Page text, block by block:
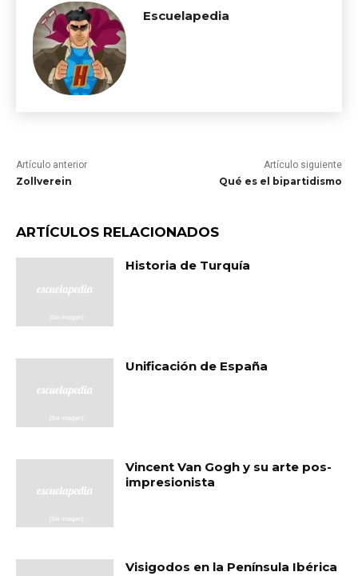
Escuelapedia
Artículo anterior
Zollverein
Artículo siguiente
Qué es el bipartidismo
ARTÍCULOS RELACIONADOS
Historia de Turquía
Unificación de España
Vincent Van Gogh y su arte pos-
impresionista
Visigodos en la Península Ibérica